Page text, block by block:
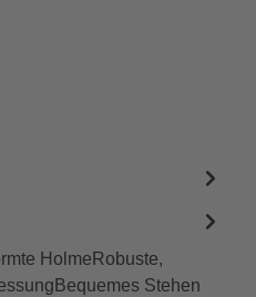
HolmeRobuste,
Stehen